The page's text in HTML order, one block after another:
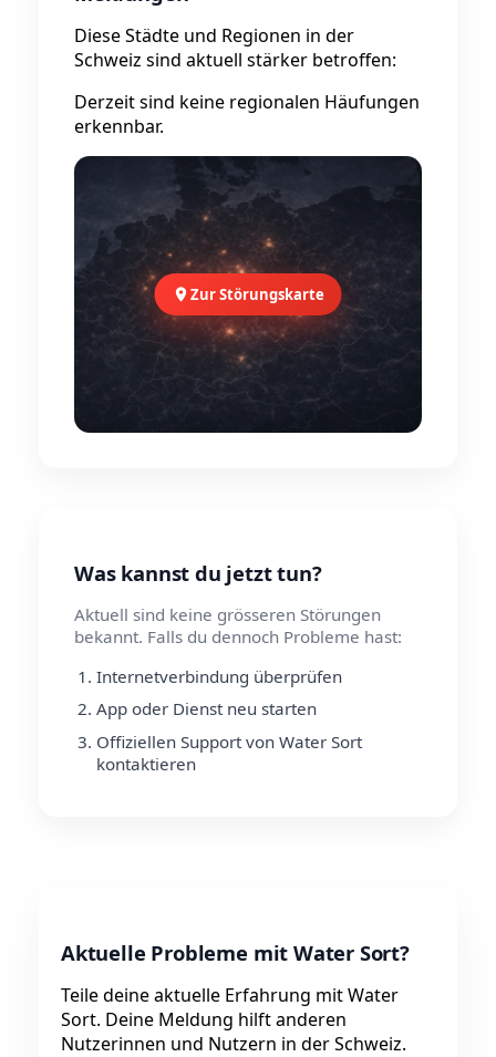
Diese Städte und Regionen in der
Schweiz sind aktuell stärker betroffen:
Derzeit sind keine regionalen Häufungen
erkennbar.
Zur Störungskarte
Was kannst du jetzt tun?
Aktuell sind keine grösseren Störungen
bekannt. Falls du dennoch Probleme hast:
Internetverbindung überprüfen
App oder Dienst neu starten
Offiziellen Support von Water Sort
kontaktieren
Aktuelle Probleme mit Water Sort?
Teile deine aktuelle Erfahrung mit Water
Sort. Deine Meldung hilft anderen
Nutzerinnen und Nutzern in der Schweiz.